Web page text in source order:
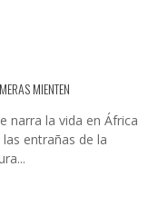
MIENTEN
narra la vida en África
las entrañas de la